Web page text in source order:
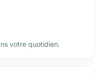
votre quotidien.